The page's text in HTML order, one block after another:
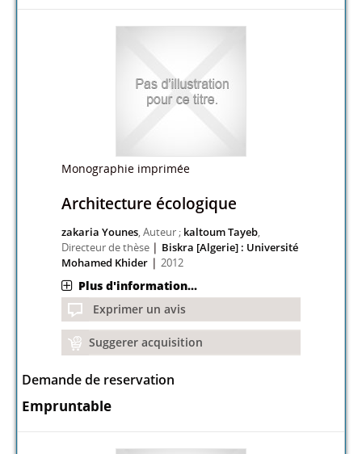
Monographie imprimée
Architecture écologique
zakaria Younes, Auteur ; kaltoum Tayeb,
Directeur de thèse | Biskra [Algerie] : Université
Mohamed Khider |2012
Plus d'information...
Exprimer un avis
Suggerer acquisition
Demande de reservation
Empruntable